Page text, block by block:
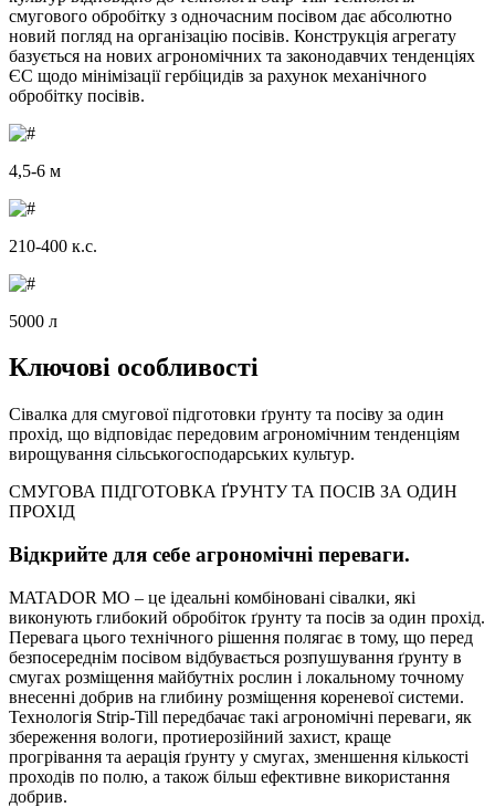
смугового обробітку з одночасним посівом дає абсолютно
новий погляд на організацію посівів. Конструкція агрегату
базується на нових агрономічних та законодавчих тенденціях
ЄС щодо мінімізації гербіцидів за рахунок механічного
обробітку посівів.
4,5-6 м
210-400 к.с.
5000 л
Ключові особливості
Сівалка для смугової підготовки ґрунту та посіву за один
прохід, що відповідає передовим агрономічним тенденціям
вирощування сільськогосподарських культур.
СМУГОВА ПІДГОТОВКА ҐРУНТУ ТА ПОСІВ ЗА ОДИН
ПРОХІД
Відкрийте для себе агрономічні переваги.
MATADOR MO – це ідеальні комбіновані сівалки, які
виконують глибокий обробіток ґрунту та посів за один прохід.
Перевага цього технічного рішення полягає в тому, що перед
безпосереднім посівом відбувається розпушування ґрунту в
смугах розміщення майбутніх рослин і локальному точному
внесенні добрив на глибину розміщення кореневої системи.
Технологія Strip-Till передбачає такі агрономічні переваги, як
збереження вологи, протиерозійний захист, краще
прогрівання та аерація ґрунту у смугах, зменшення кількості
проходів по полю, а також більш ефективне використання
добрив.